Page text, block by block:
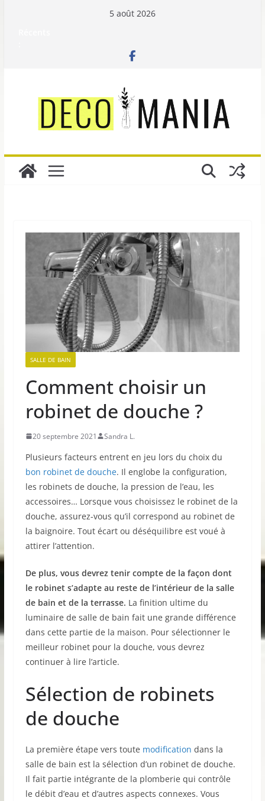
5 août 2026
SALLE DE BAIN
Comment choisir un
robinet de douche ?
20 septembre 2021 Sandra L.
Plusieurs facteurs entrent en jeu lors du choix du
bon robinet de douche. Il englobe la configuration,
les robinets de douche, la pression de l’eau, les
accessoires… Lorsque vous choisissez le robinet de la
douche, assurez-vous qu’il correspond au robinet de
la baignoire. Tout écart ou déséquilibre est voué à
attirer l’attention.
De plus, vous devrez tenir compte de la façon dont
le robinet s’adapte au reste de l’intérieur de la salle
de bain et de la terrasse. La finition ultime du
luminaire de salle de bain fait une grande différence
dans cette partie de la maison. Pour sélectionner le
meilleur robinet pour la douche, vous devrez
continuer à lire l’article.
Sélection de robinets
de douche
La première étape vers toute modification dans la
salle de bain est la sélection d’un robinet de douche.
Il fait partie intégrante de la plomberie qui contrôle
le débit d’eau et d’autres aspects connexes. Vous